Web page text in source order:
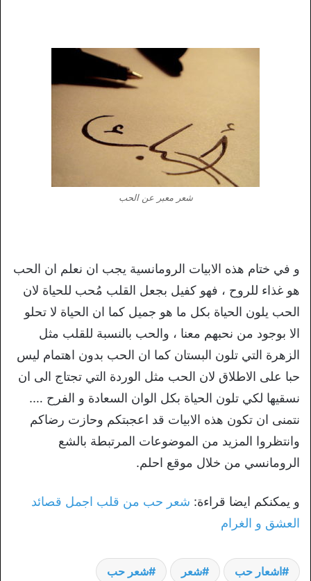
شعر معبر عن الحب
و في ختام هذه الابيات الرومانسية يجب ان نعلم ان الحب
هو غذاء للروح ، فهو كفيل بجعل القلب مُحب للحياة لان
الحب يلون الحياة بكل ما هو جميل كما ان الحياة لا تحلو
الا بوجود من نحبهم معنا ، والحب بالنسبة للقلب مثل
الزهرة التي تلون البستان كما ان الحب بدون اهتمام ليس
حبا على الاطلاق لان الحب مثل الوردة التي تجتاج الى ان
نسقيها لكي تلون الحياة بكل الوان السعادة و الفرح ….
نتمنى ان تكون هذه الابيات قد اعجبتكم وحازت رضاكم
وانتظروا المزيد من الموضوعات المرتبطة بالشع
الرومانسي من خلال موقع احلم.
و يمكنكم ايضا قراءة: شعر حب من قلب اجمل قصائد
العشق و الغرام
اشعار حب شعر شعر حب